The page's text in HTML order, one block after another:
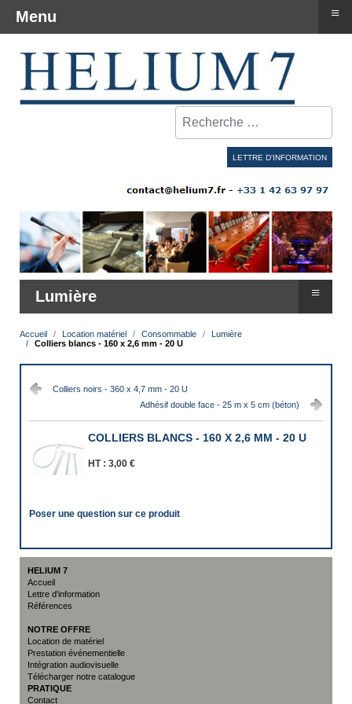
Rechercher
LETTRE D'INFORMATION
Lumière ≡
Accueil Location matériel Consommable
Lumière
Colliers blancs - 160 x 2,6 mm - 20 U
Colliers noirs - 360 x 4,7 mm - 20 U
Adhésif double face - 25 m x 5 cm (béton)
COLLIERS BLANCS - 160 X 2,6 MM - 20 U
HT : 3,00 €
Poser une question sur ce produit
HELIUM 7
Accueil
Lettre d'information
Références
NOTRE OFFRE
Location de matériel
Prestation événementielle
Intégration audiovisuelle
Télécharger notre catalogue
PRATIQUE
Contact
Menu ≡